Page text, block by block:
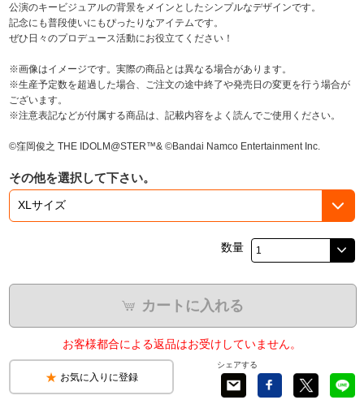
ラブライブ！サンシャイン‼
ラブライブ！虹ヶ咲学園スクールアイドル同好会
ラブライブ！スーパースター!!
アイドリッシュセブン
モフモフパレード
公演のキービジュアルの背景をメインとしたシンプルなデザインです。
記念にも普段使いにもぴったりなアイテムです。
ぜひ日々のプロデュース活動にお役立てください！
※画像はイメージです。実際の商品とは異なる場合があります。
※生産予定数を超過した場合、ご注文の途中終了や発売日の変更を行う場合が
ございます。
※注意表記などが付属する商品は、記載内容をよく読んでご使用ください。
©窪岡俊之 THE IDOLM@STER™& ©Bandai Namco Entertainment Inc.
その他を選択して下さい。
数量
カートに入れる
お客様都合による返品はお受けしていません。
お気に入りに登録
シェアする